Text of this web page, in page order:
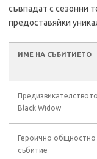
съвпадат с сезонни
предоставяйки
ИМЕ НА СЪБИТИЕТО
Black Widow
Героично общностно
събитие